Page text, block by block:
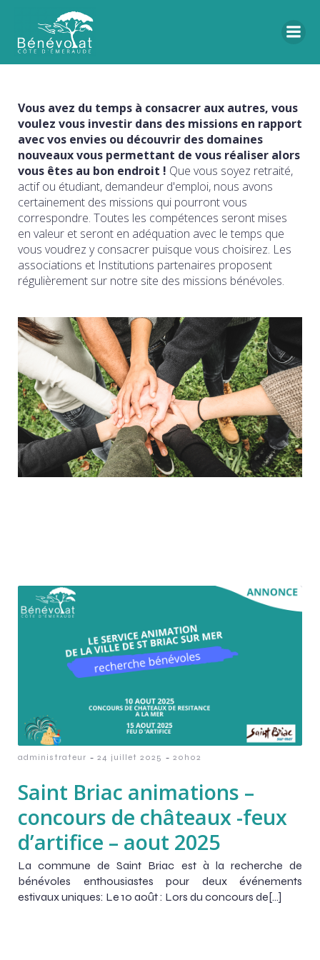
Vous avez du temps à consacrer aux autres, vous
voulez vous investir dans des missions en rapport
avec vos envies ou découvrir des domaines
nouveaux vous permettant de vous réaliser alors
vous êtes au bon endroit ! Que vous soyez retraité,
actif ou étudiant, demandeur d'emploi, nous avons
certainement des missions qui pourront vous
correspondre. Toutes les compétences seront mises
en valeur et seront en adéquation avec le temps que
vous voudrez y consacrer puisque vous choisirez. Les
associations et Institutions partenaires proposent
régulièrement sur notre site des missions bénévoles.
administrateur - 24 juillet 2025 - 20h02
Saint Briac animations –
concours de châteaux -feux
d’artifice – aout 2025
La commune de Saint Briac est à la recherche de
bénévoles enthousiastes pour deux événements
estivaux uniques: Le 10 août : Lors du concours de[…]